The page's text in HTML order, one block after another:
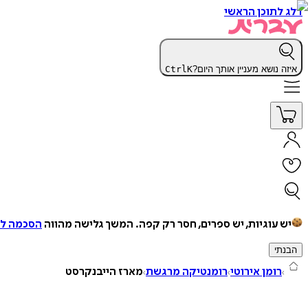
דלג לתוכן הראשי
איזה נושא מעניין אותך היום? CtrlK
יש עוגיות, יש ספרים, חסר רק קפה. המשך גלישה מהווה הסכמה
הבנתי
רומן אירוטי רומנטיקה מרגשת מארז הייבנקרסט